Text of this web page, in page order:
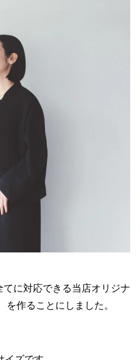
に対応できる当店オリジナ
作ることにしました。